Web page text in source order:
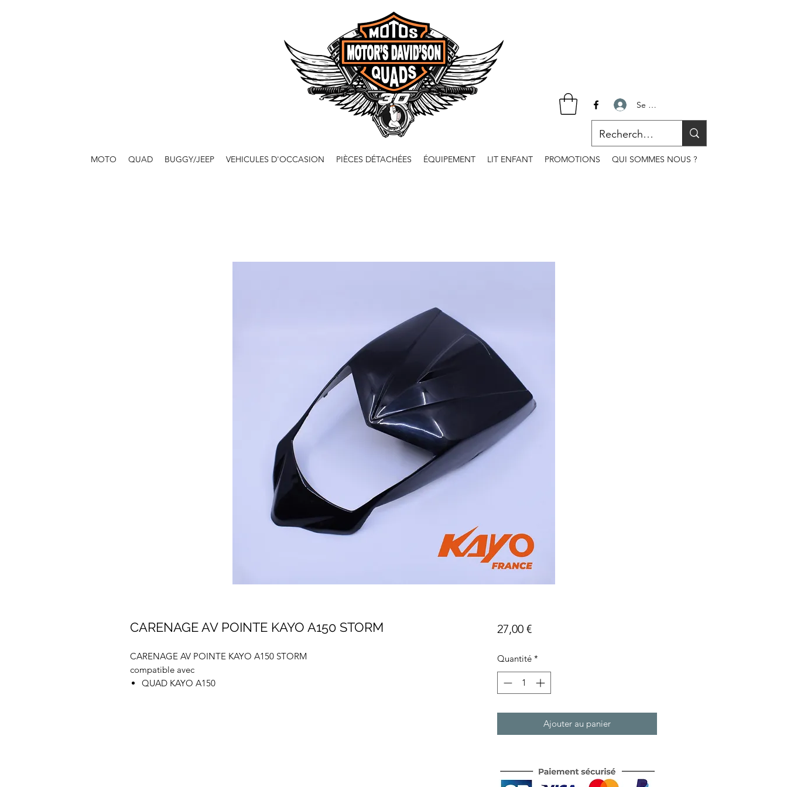
Se connecter
MOTO QUAD BUGGY/JEEP VEHICULES D'OCCASION PIÈCES DÉTACHÉES ÉQUIPEMENT LIT ENFANT PROMOTIONS QUI SOMMES NOUS ?
CARENAGE AV POINTE KAYO A150 STORM
CARENAGE AV POINTE KAYO A150 STORM
compatible avec
QUAD KAYO A150
27,00 €Prix
Quantité *
Ajouter au panier